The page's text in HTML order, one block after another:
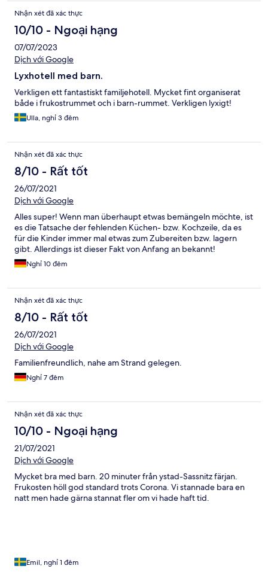
Nhận xét đã xác thực
10/10 - Ngoại hạng
07/07/2023
Dịch với Google
Lyxhotell med barn.
Verkligen ett fantastiskt familjehotell. Mycket fint organiserat
både i frukostrummet och i barn-rummet. Verkligen lyxigt!
Ulla, nghỉ 3 đêm
Nhận xét đã xác thực
8/10 - Rất tốt
26/07/2021
Dịch với Google
Alles super! Wenn man überhaupt etwas bemängeln möchte, ist
es die Tatsache der fehlenden Küchen- bzw. Kochzeile, da es
für die Kinder immer mal etwas zum Zubereiten bzw. lagern
gibt. Allerdings ist dieser Fakt von Anfang an bekannt!
Nghỉ 10 đêm
Nhận xét đã xác thực
8/10 - Rất tốt
26/07/2021
Dịch với Google
Familienfreundlich, nahe am Strand gelegen.
Nghỉ 7 đêm
Nhận xét đã xác thực
10/10 - Ngoại hạng
21/07/2021
Dịch với Google
Mycket bra med barn. 20 minuter från ystad-Sassnitz färjan.
Frukosten höll god standard trots Corona. Vi stannade bara en
natt men hade gärna stannat fler om vi hade haft tid.
Emil, nghỉ 1 đêm